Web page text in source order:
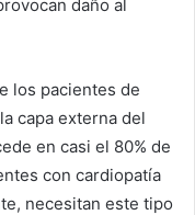
daño al
los pacientes de
capa externa del
en casi el 80% de
con cardiopatía
necesitan este tipo